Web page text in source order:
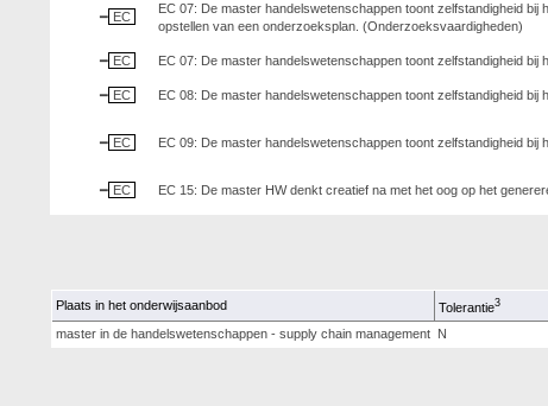
EC
EC 07: De master handelswetenschappen toont zelfstandigheid bij
opstellen van een onderzoeksplan. (Onderzoeksvaardigheden)
EC EC 07: De master handelswetenschappen toont zelfstandigheid
EC EC 08: De master handelswetenschappen toont zelfstandigheid
EC EC 09: De master handelswetenschappen toont zelfstandigheid
EC EC 15: De master HW denkt creatief na met het oog op het
Plaats in het onderwijsaanbod Tolerantie3
master in de handelswetenschappen - supply chain management N